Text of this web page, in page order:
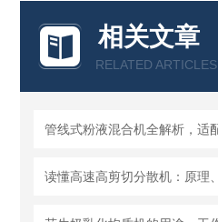
相关文章
RELATED ARTICLES